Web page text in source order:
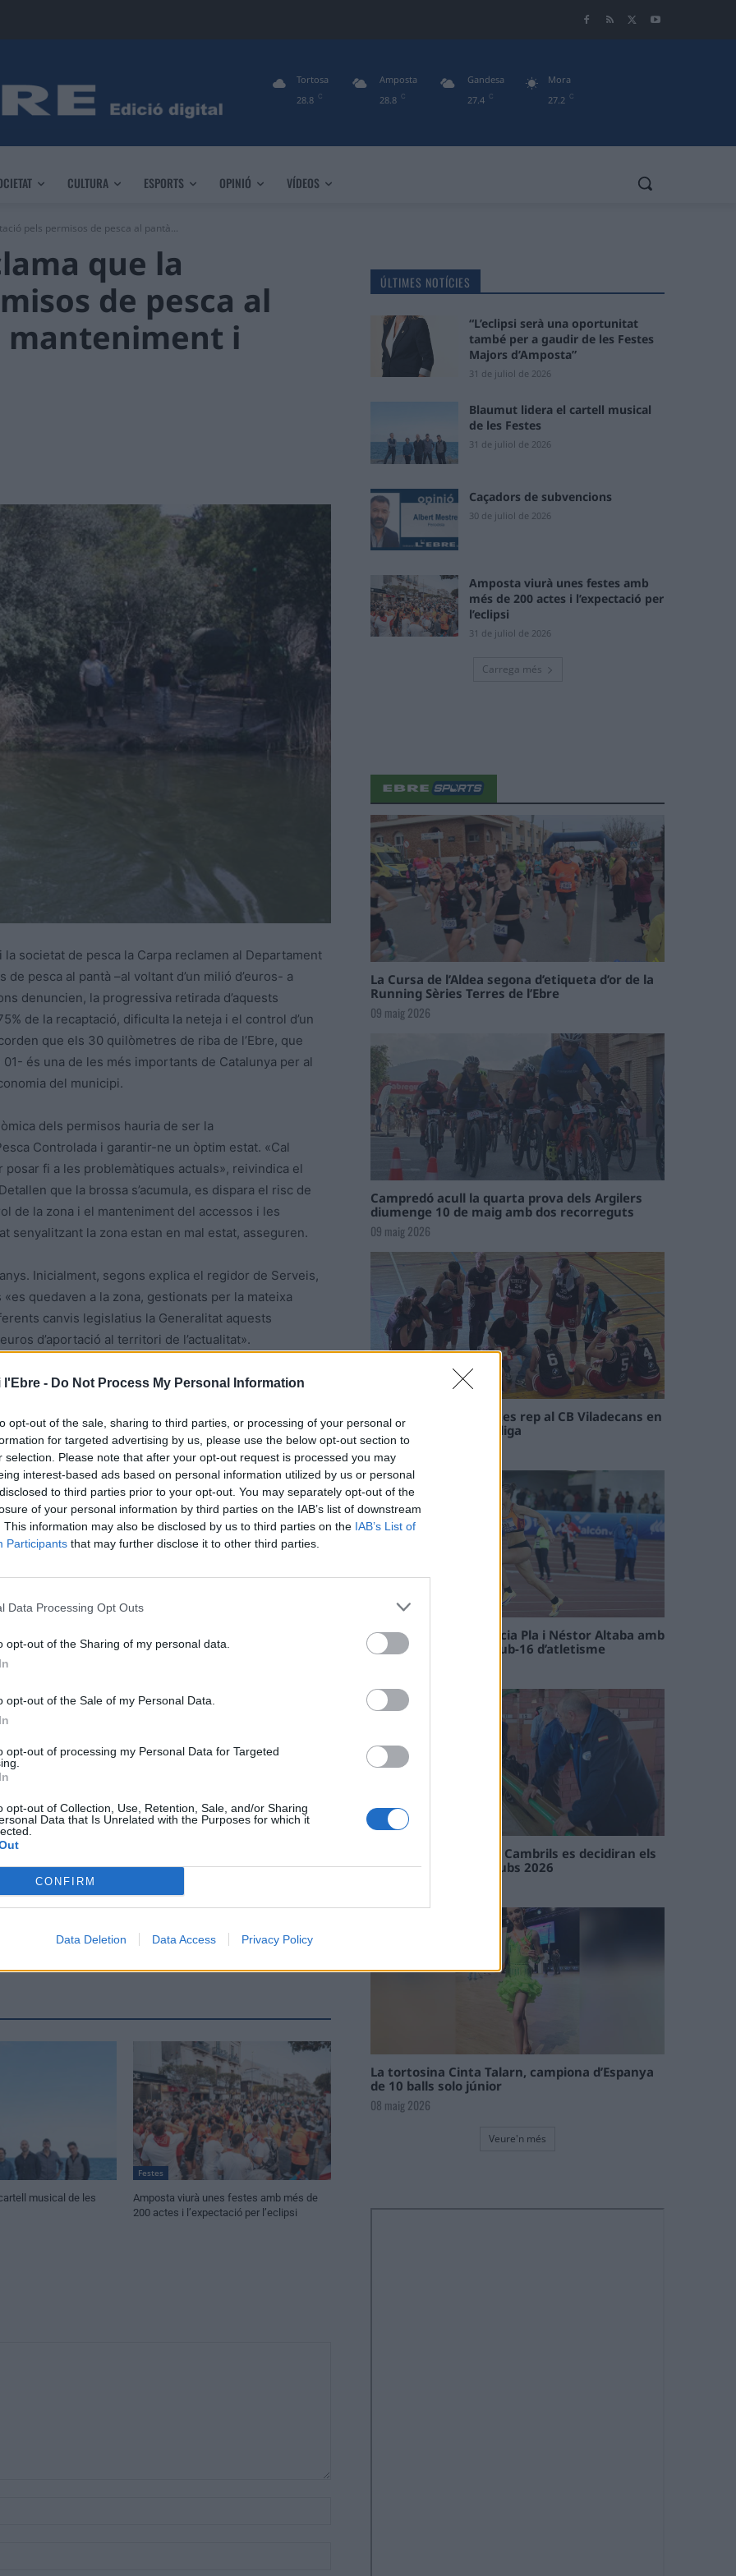
l'Ebre - Do Not Process My Personal Information
opt-out of the sale, sharing to third parties, or processing of your personal or
for targeted advertising by us, please use the below opt-out section to
selection. Please note that after your opt-out request is processed you may
interest-based ads based on personal information utilized by us or personal
to third parties prior to your opt-out. You may separately opt-out of the
of your personal information by third parties on the IAB’s list of downstream
This information may also be disclosed by us to third parties on the IAB’s List of
Participants that may further disclose it to other third parties.
Data Processing Opt Outs
opt-out of the Sharing of my personal data.
opt-out of the Sale of my Personal Data.
opt-out of processing my Personal Data for Targeted
opt-out of Collection, Use, Retention, Sale, and/or Sharing
Data that Is Unrelated with the Purposes for which it
CONFIRM
Data Deletion Data Access Privacy Policy
28.8 C
Tortosa
28.8 C
Amposta
27.4 C
Gandesa
27.2 C
Mora
CULTURA ESPORTS OPINIÓ VÍDEOS
pels permisos de pesca al pantà...
que la
de pesca al
i
i la societat de pesca la Carpa reclamen al Departament
pesca al pantà –al voltant d’un milió d’euros- a
denuncien, la progressiva retirada d’aquests
de la recaptació, dificulta la neteja i el control d’un
que els 30 quilòmetres de riba de l’Ebre, que
és una de les més importants de Catalunya per al
del municipi.
dels permisos hauria de ser la
Controlada i garantir-ne un òptim estat. «Cal
fi a les problemàtiques actuals», reivindica el
que la brossa s’acumula, es dispara el risc de
de la zona i el manteniment del accessos i les
senyalitzant la zona estan en mal estat, asseguren.
Inicialment, segons explica el regidor de Serveis,
quedaven a la zona, gestionats per la mateixa
canvis legislatius la Generalitat aquests
d’aportació al territori de l’actualitat».
guàrdia, neteja i manteniment de la zona de pesca,
al pantà. Però la manca de recursos, afegeix, va
funcions van ser assumides per alguns voluntaris,
de la zona”, segons Agustí.
és un dels principals actius turístics i econòmics del
Entre d’altres aspectes, es queixen també per la
de l’Ebre, amb oscil·lacions importants, que
primer ordre en l’àmbit internacional».
Mabel Marcos, la primera dona en 400 anys a ser
musical de les
Festes
Amposta viurà unes festes amb més de
200 actes i l’expectació per l’eclipsi
ÚLTIMES NOTÍCIES
“L’eclipsi serà una oportunitat
també per a gaudir de les Festes
Majors d’Amposta”
31 de juliol de 2026
Blaumut lidera el cartell musical
de les Festes
31 de juliol de 2026
Caçadors de subvencions
30 de juliol de 2026
Amposta viurà unes festes amb
més de 200 actes i l’expectació per
l’eclipsi
31 de juliol de 2026
Carrega més
La Cursa de l’Aldea segona d’etiqueta d’or de la
Running Sèries Terres de l’Ebre
09 maig 2026
Campredó acull la quarta prova dels Argilers
diumenge 10 de maig amb dos recorreguts
09 maig 2026
El Cantaires amb baixes rep al CB Viladecans en
el tram decisiu de la lliga
09 maig 2026
Paula Sintorres, Patrícia Pla i Néstor Altaba amb
la selecció catalana sub-16 d’atletisme
En les tirades de Flix i Cambrils es decidiran els
campions de l’Interclubs 2026
La tortosina Cinta Talarn, campiona d’Espanya
de 10 balls solo júnior
08 maig 2026
Veure'n més